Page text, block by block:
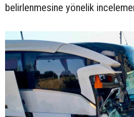
belirlenmesine yönelik